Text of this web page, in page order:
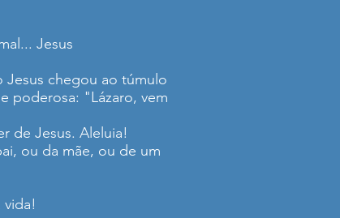
Jesus
Jesus chegou ao túmulo
poderosa: "Lázaro, vem
de Jesus. Aleluia!
ou da mãe, ou de um
vida!